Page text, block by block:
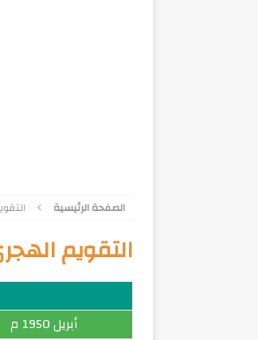
الصفحة الرئيسية
التقويم
أبريل 1950 م